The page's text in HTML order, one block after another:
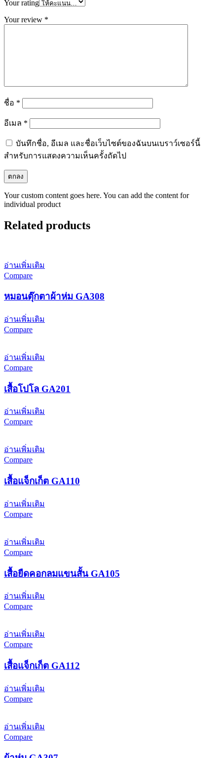
Your rating
Your review *
ชื่อ *
อีเมล *
บันทึกชื่อ, อีเมล และชื่อเว็บไซต์ของฉันบนเบราว์เซอร์นี้
สำหรับการแสดงความเห็นครั้งถัดไป
Your custom content goes here. You can add the content for
individual product
Related products
อ่านเพิ่มเติม
Compare
หมอนตุ๊กตาผ้าห่ม GA308
อ่านเพิ่มเติม
Compare
อ่านเพิ่มเติม
Compare
เสื้อโปโล GA201
อ่านเพิ่มเติม
Compare
อ่านเพิ่มเติม
Compare
เสื้อแจ็กเก็ต GA110
อ่านเพิ่มเติม
Compare
อ่านเพิ่มเติม
Compare
เสื้อยืดคอกลมแขนสั้น GA105
อ่านเพิ่มเติม
Compare
อ่านเพิ่มเติม
Compare
เสื้อแจ็กเก็ต GA112
อ่านเพิ่มเติม
Compare
อ่านเพิ่มเติม
Compare